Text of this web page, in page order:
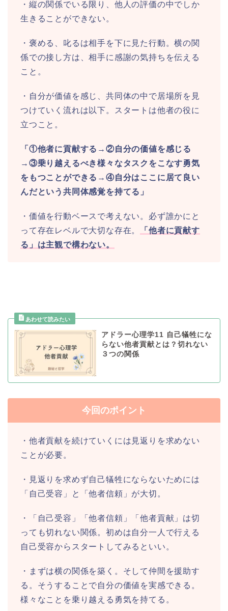
・縦の関係でいる限り、他人の評価の中でしか
生きることができない。
・褒める、叱るは相手を下に見た行動。横の関
係での接し方は、相手に感謝の気持ちを伝える
こと。
・自分が価値を感じ、共同体の中で居場所を見
つけていく流れは以下。スタートは他者の役に
立つこと。
「①他者に貢献する→②自分の価値を感じる
→③乗り越えるべき様々なタスクをこなす勇気
をもつことができる→④自分はここに居て良い
んだという共同体感覚を持てる」
・価値を行動ベースで考えない。必ず誰かにと
って存在レベルで大切な存在。
「他者に貢献す
る」は主観で構わない。
アドラー心理学11 自己犠牲にな
らない他者貢献とは？切れない
３つの関係
今回のポイント
・他者貢献を続けていくには見返りを求めない
ことが必要。
・見返りを求めず自己犠牲にならないためには
「自己受容」と「他者信頼」が大切。
・「自己受容」「他者信頼」「他者貢献」は切
っても切れない関係。初めは自分一人で行える
自己受容からスタートしてみるといい。
・まずは横の関係を築く。そして仲間を援助す
る。そうすることで自分の価値を実感できる。
様々なことを乗り越える勇気を持てる。